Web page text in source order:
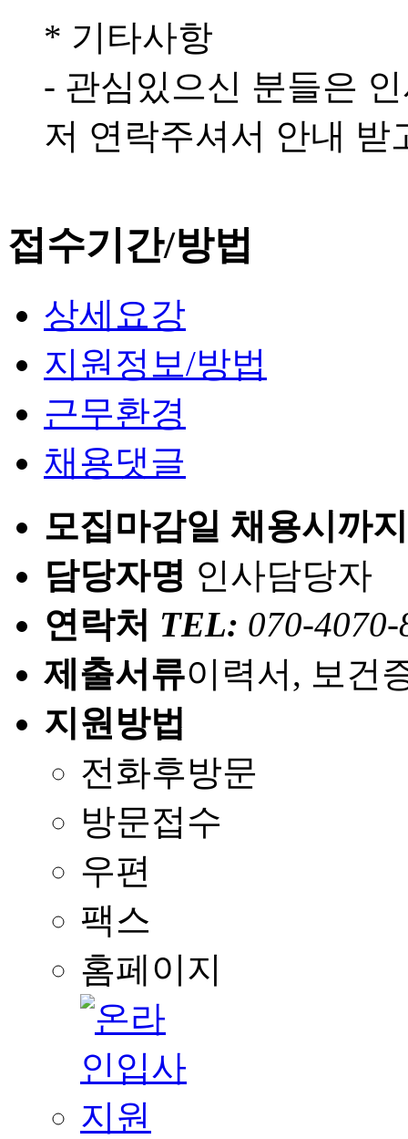
* 기타사항
- 관심있으신 분들은
저 연락주셔서 안내 받
접수기간/방법
상세요강
지원정보/방법
근무환경
채용댓글
모집마감일 채용시까지
담당자명 인사담당자
연락처 TEL: 070-4070-
제출서류이력서, 보건
지원방법
전화후방문
방문접수
우편
팩스
홈페이지